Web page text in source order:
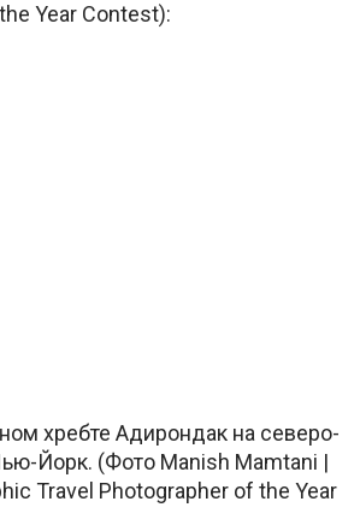
Year Contest):
хребте Адирондак на северо-
Йорк. (Фото Manish Mamtani |
Travel Photographer of the Year